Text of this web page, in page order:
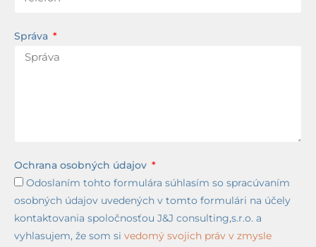
Správa
Ochrana osobných údajov
Odoslaním tohto formulára súhlasím so spracúvaním
osobných údajov uvedených v tomto formulári na účely
kontaktovania spoločnosťou J&J consulting,s.r.o. a
vyhlasujem, že som si vedomý svojich práv v zmysle